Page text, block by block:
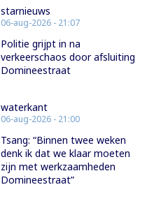
starnieuws
06-aug-2026 - 21:07
Politie grijpt in na
verkeerschaos door afsluiting
Domineestraat
waterkant
06-aug-2026 - 21:00
Tsang: “Binnen twee weken
denk ik dat we klaar moeten
zijn met werkzaamheden
Domineestraat”